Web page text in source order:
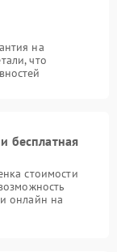
на
что
бесплатная
стоимости
онлайн на